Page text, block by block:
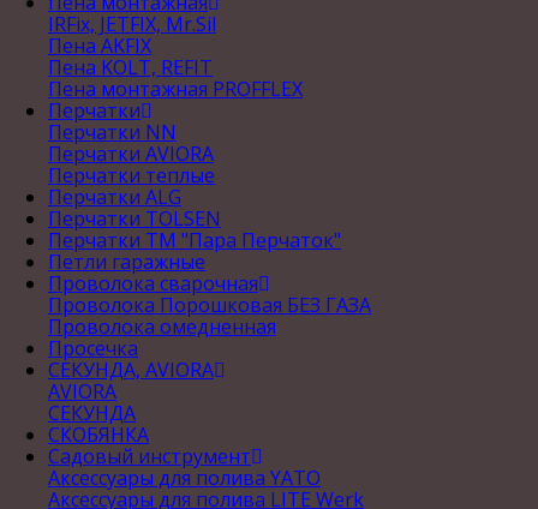
IRFix, JETFIX, Mr.Sil
Пена AKFIX
Пена KOLT, REFIT
Пена монтажная PROFFLEX
Перчатки
Перчатки NN
Перчатки AVIORA
Перчатки теплые
Перчатки ALG
Перчатки TOLSEN
Перчатки ТМ "Пара Перчаток"
Петли гаражные
Проволока сварочная
Проволока Порошковая БЕЗ ГАЗА
Проволока омедненная
Просечка
СЕКУНДА, AVIORA
AVIORA
СЕКУНДА
СКОБЯНКА
Садовый инструмент
Аксессуары для полива YATO
Аксессуары для полива LITE Werk